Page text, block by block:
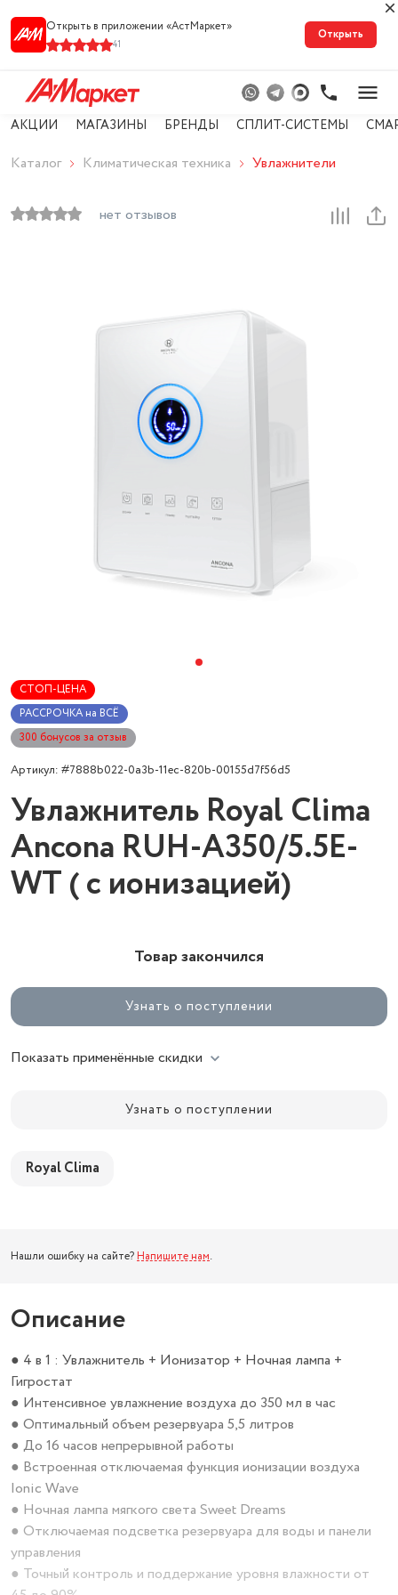
Открыть в приложении «АстМарке‪т‬»
41
Открыть
АКЦИИ МАГАЗИНЫ БРЕНДЫ СПЛИТ-СИСТЕМЫ
Каталог Климатическая техника Увлажнители
нет отзывов
СТОП-ЦЕНА
РАССРОЧКА на ВСЁ
300 бонусов за отзыв
Артикул: #7888b022-0a3b-11ec-820b-00155d7f56d5
Увлажнитель Royal Clima
Ancona RUH-A350/5.5E-
WT ( с ионизацией)
Товар закончился
Узнать о поступлении
Показать применённые скидки
Узнать о поступлении
Royal Clima
Нашли ошибку на сайте? Напишите нам.
Описание
● 4 в 1 : Увлажнитель + Ионизатор + Ночная лампа +
Гигростат
● Интенсивное увлажнение воздуха до 350 мл в час
● Оптимальный объем резервуара 5,5 литров
● До 16 часов непрерывной работы
● Встроенная отключаемая функция ионизации воздуха
Ionic Wave
● Ночная лампа мягкого света Sweet Dreams
● Отключаемая подсветка резервуара для воды и панели
управления
● Точный контроль и поддержание уровня влажности от